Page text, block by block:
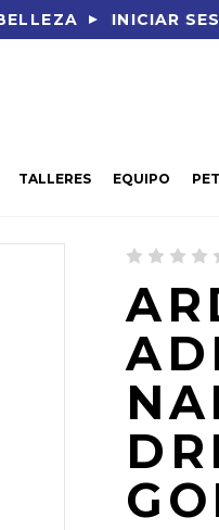
INICIAR
TALLERES EQUIPO